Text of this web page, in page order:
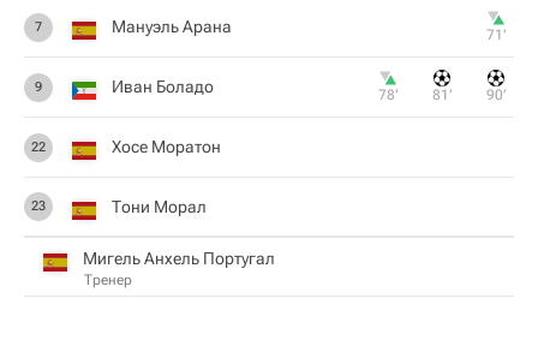
7 Мануэль Арана 71‎’‎
9 Иван Боладо 78‎’‎ 81‎’‎ 90‎’‎
22 Хосе Моратон
23 Тони Морал
Мигель Анхель Португал
Тренер